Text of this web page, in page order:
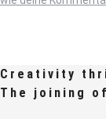
Creativity
The joining